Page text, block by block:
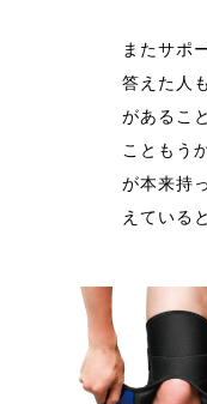
またサポ
答えた人
があるこ
こともう
が本来持
えている